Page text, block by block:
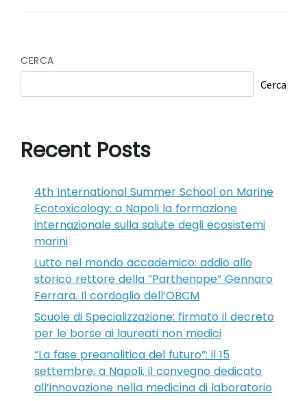
CERCA
Cerca
Recent Posts
4th International Summer School on Marine
Ecotoxicology: a Napoli la formazione
internazionale sulla salute degli ecosistemi
marini
Lutto nel mondo accademico: addio allo
storico rettore della “Parthenope” Gennaro
Ferrara. Il cordoglio dell’OBCM
Scuole di Specializzazione: firmato il decreto
per le borse ai laureati non medici
“La fase preanalitica del futuro”: il 15
settembre, a Napoli, il convegno dedicato
all’innovazione nella medicina di laboratorio